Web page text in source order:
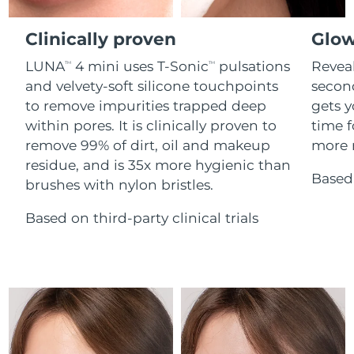
Clinically proven
LUNATM 4 mini uses T-SonicTM
pulsations
and velvety-soft silicone touchpoints
to remove impurities trapped deep
within pores. It is clinically proven to
remove 99% of dirt, oil and makeup
residue, and is 35x more hygienic than
brushes with nylon bristles.
Based on third-party clinical trials
gets
time
more
For healthy hair
18% PAP
Купить
FOREO APP
ПОДРОБНЕЕ
Гибралтар
Ожидаемая дата доставки
Греция
8/9/26
Гонконг (САР)
Ожидаемая дата доставки
8/10/26
Венгрия
Ожидаемая дата доставки
Ирландия
Ожидаемая дата доставки
8/9/26
о-в Мэн
Ожидаемая дата доставки